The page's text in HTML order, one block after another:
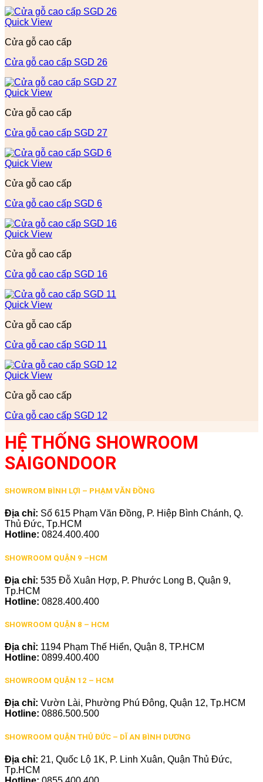
Quick View
Cửa gỗ cao cấp
Cửa gỗ cao cấp SGD 26
Quick View
Cửa gỗ cao cấp
Cửa gỗ cao cấp SGD 27
Quick View
Cửa gỗ cao cấp
Cửa gỗ cao cấp SGD 6
Quick View
Cửa gỗ cao cấp
Cửa gỗ cao cấp SGD 16
Quick View
Cửa gỗ cao cấp
Cửa gỗ cao cấp SGD 11
Quick View
Cửa gỗ cao cấp
Cửa gỗ cao cấp SGD 12
HỆ THỐNG SHOWROOM
SAIGONDOOR
SHOWROM BÌNH LỢI – PHẠM VĂN ĐỒNG
Địa chỉ: Số 615 Phạm Văn Đồng, P. Hiệp Bình Chánh, Q.
Thủ Đức, Tp.HCM
Hotline: 0824.400.400
SHOWROOM QUẬN 9 –HCM
Địa chỉ: 535 Đỗ Xuân Hợp, P. Phước Long B, Quận 9,
Tp.HCM
Hotline: 0828.400.400
SHOWROOM QUẬN 8 – HCM
Địa chỉ: 1194 Phạm Thế Hiển, Quận 8, TP.HCM
Hotline: 0899.400.400
SHOWROOM QUẬN 12 – HCM
Địa chỉ: Vườn Lài, Phường Phú Đông, Quận 12, Tp.HCM
Hotline: 0886.500.500
SHOWROOM QUẬN THỦ ĐỨC – DĨ AN BÌNH DƯƠNG
Địa chỉ: 21, Quốc Lộ 1K, P. Linh Xuân, Quận Thủ Đức,
Tp.HCM